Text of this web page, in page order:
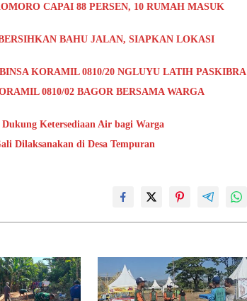
CAPAI 88 PERSEN, 10 RUMAH MASUK
BAHU JALAN, SIAPKAN LOKASI
KORAMIL 0810/20 NGLUYU LATIH PASKIBRA
0810/02 BAGOR BERSAMA WARGA
Ketersediaan Air bagi Warga
Dilaksanakan di Desa Tempuran